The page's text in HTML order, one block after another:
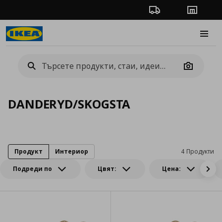
Проследяване на
Camera
DANDERYD/SKOGSTA
Подреди по Цвят: Цена:
4 Продукти
Продукт Интериор